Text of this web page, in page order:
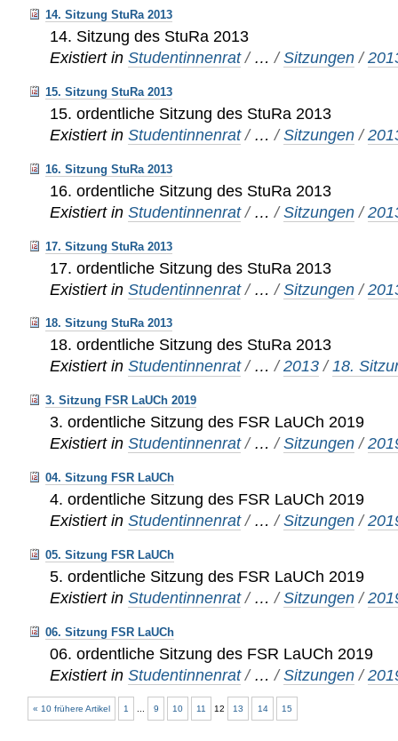
14. Sitzung StuRa 2013
14. Sitzung des StuRa 2013
Existiert in Studentinnenrat / …/Sitzungen /
15. Sitzung StuRa 2013
15. ordentliche Sitzung des StuRa 2013
Existiert in Studentinnenrat / …/Sitzungen /
16. Sitzung StuRa 2013
16. ordentliche Sitzung des StuRa 2013
Existiert in Studentinnenrat / …/Sitzungen /
17. Sitzung StuRa 2013
17. ordentliche Sitzung des StuRa 2013
Existiert in Studentinnenrat / …/Sitzungen /
18. Sitzung StuRa 2013
18. ordentliche Sitzung des StuRa 2013
Existiert in Studentinnenrat / …/2013 /18.
3. Sitzung FSR LaUCh 2019
3. ordentliche Sitzung des FSR LaUCh 2019
Existiert in Studentinnenrat / …/Sitzungen /
04. Sitzung FSR LaUCh
4. ordentliche Sitzung des FSR LaUCh 2019
Existiert in Studentinnenrat / …/Sitzungen /
05. Sitzung FSR LaUCh
5. ordentliche Sitzung des FSR LaUCh 2019
Existiert in Studentinnenrat / …/Sitzungen /
06. Sitzung FSR LaUCh
06. ordentliche Sitzung des FSR LaUCh 2019
Existiert in Studentinnenrat / …/Sitzungen /
« 10 frühere Artikel 1 9 10 11 12 13 14 15